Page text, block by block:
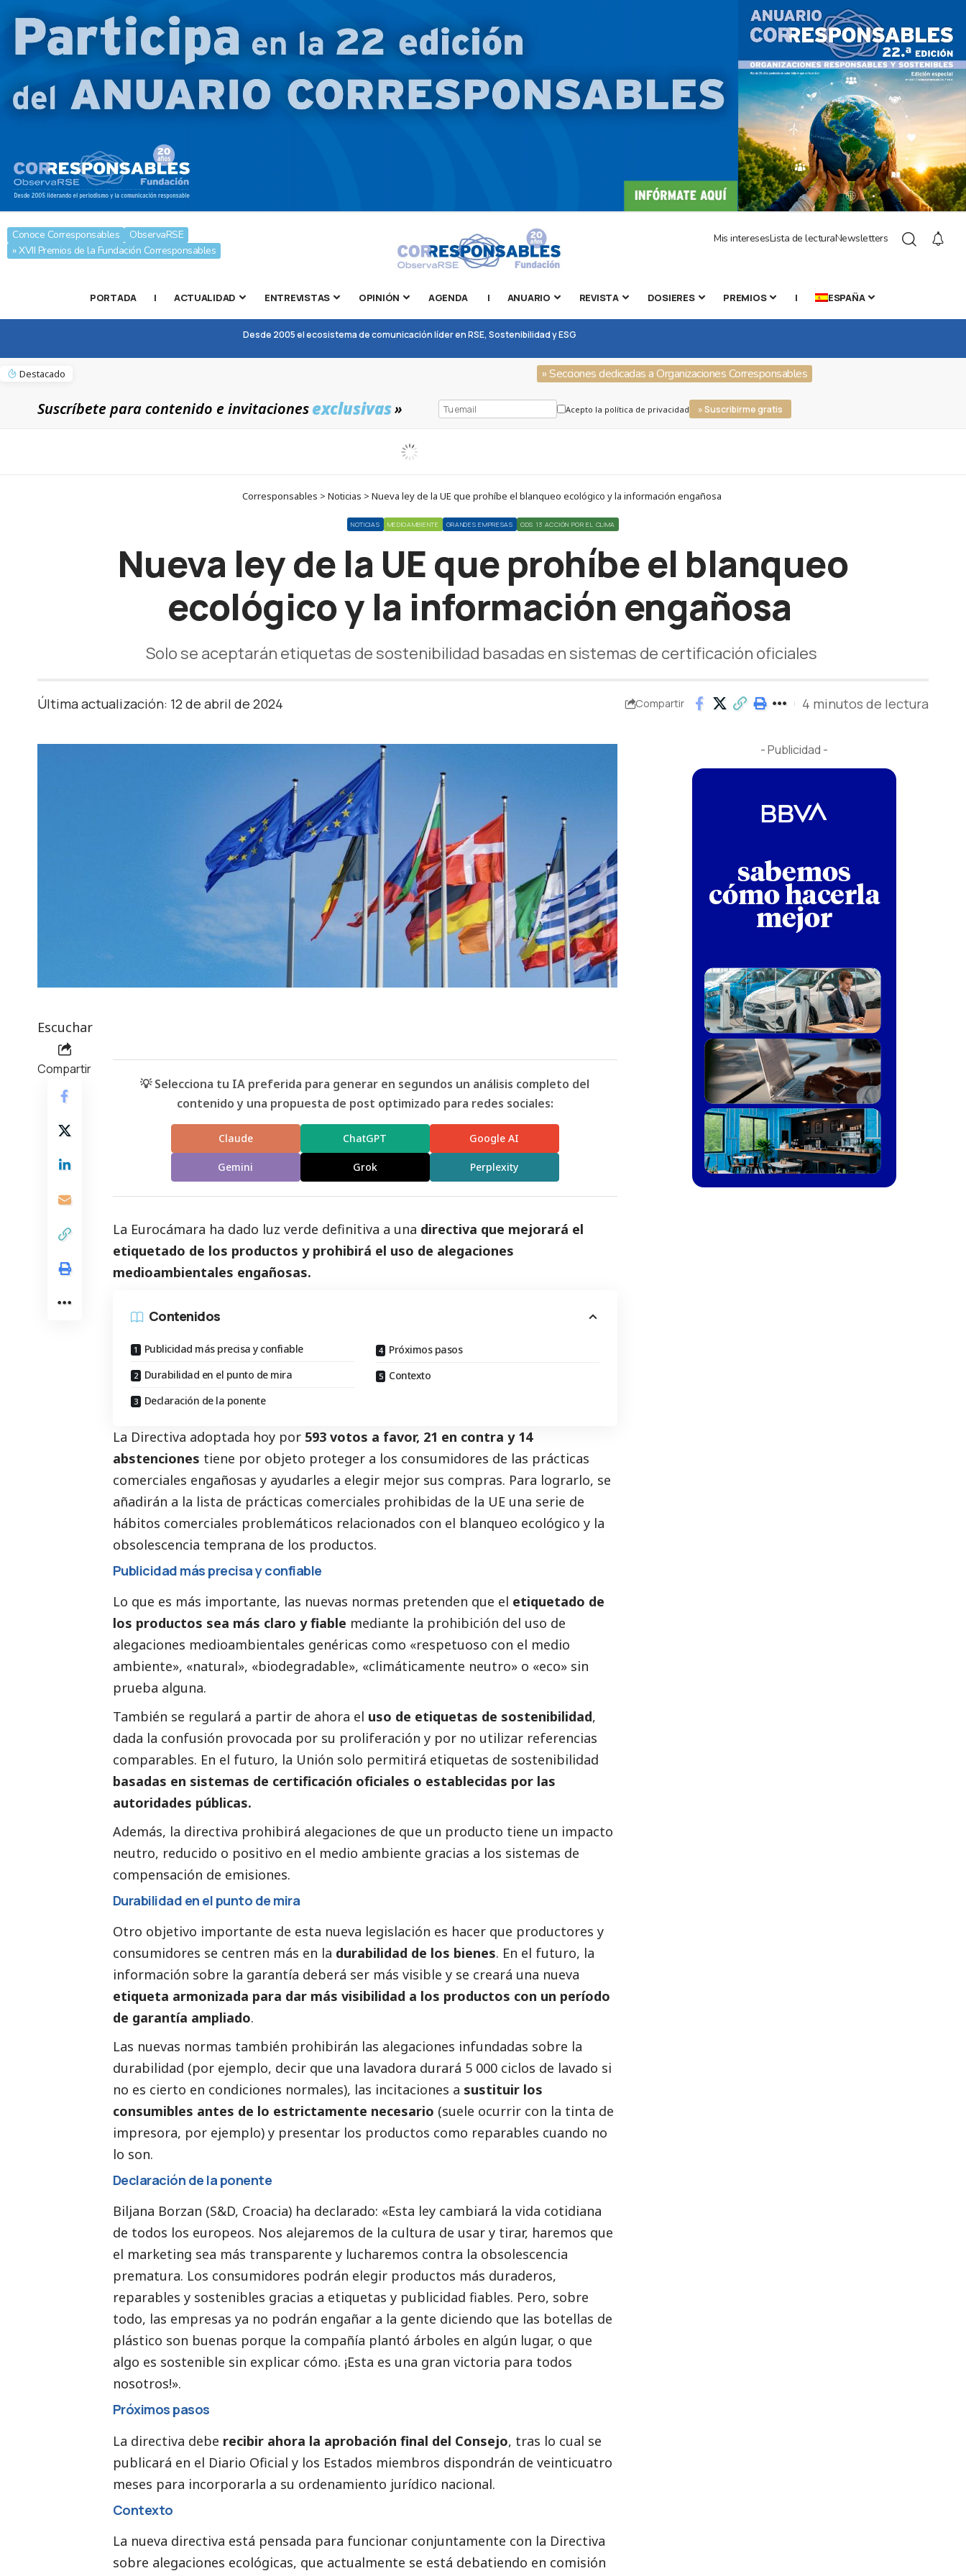
Conoce Corresponsables
ObservaRSE
» XVII Premios de la Fundación Corresponsables
Mis interesesLista de lecturaNewsletters
PORTADA | ACTUALIDAD ENTREVISTAS OPINIÓN AGENDA | ANUARIO REVISTA DOSIERES PREMIOS | ESPAÑA
Desde 2005 el ecosistema de comunicación líder en RSE, Sostenibilidad y ESG
Destacado » Secciones dedicadas a Organizaciones Corresponsables
Suscríbete para contenido e invitacionesexclusivas» Acepto la política de privacidad » Suscribirme gratis
Corresponsables > Noticias > Nueva ley de la UE que prohíbe el blanqueo ecológico y la información engañosa
NOTICIAS MEDIOAMBIENTE GRANDES EMPRESAS ODS 13 ACCIÓN POR EL CLIMA
Nueva ley de la UE que prohíbe el blanqueo
ecológico y la información engañosa
Solo se aceptarán etiquetas de sostenibilidad basadas en sistemas de certificación oficiales
Última actualización: 12 de abril de 2024 Compartir 4 minutos de lectura
Escuchar
Compartir
💡 Selecciona tu IA preferida para generar en segundos un análisis completo del
contenido y una propuesta de post optimizado para redes sociales:
Claude ChatGPT Google AI
Gemini Grok Perplexity
La Eurocámara ha dado luz verde definitiva a una directiva que mejorará el
etiquetado de los productos y prohibirá el uso de alegaciones
medioambientales engañosas.
Contenidos
Publicidad más precisa y confiable
Durabilidad en el punto de mira
Declaración de la ponente
Próximos pasos
Contexto
La Directiva adoptada hoy por 593 votos a favor, 21 en contra y 14
abstenciones tiene por objeto proteger a los consumidores de las prácticas
comerciales engañosas y ayudarles a elegir mejor sus compras. Para lograrlo, se
añadirán a la lista de prácticas comerciales prohibidas de la UE una serie de
hábitos comerciales problemáticos relacionados con el blanqueo ecológico y la
obsolescencia temprana de los productos.
Publicidad más precisa y confiable
Lo que es más importante, las nuevas normas pretenden que el etiquetado de
los productos sea más claro y fiable mediante la prohibición del uso de
alegaciones medioambientales genéricas como «respetuoso con el medio
ambiente», «natural», «biodegradable», «climáticamente neutro» o «eco» sin
prueba alguna.
También se regulará a partir de ahora el uso de etiquetas de sostenibilidad,
dada la confusión provocada por su proliferación y por no utilizar referencias
comparables. En el futuro, la Unión solo permitirá etiquetas de sostenibilidad
basadas en sistemas de certificación oficiales o establecidas por las
autoridades públicas.
Además, la directiva prohibirá alegaciones de que un producto tiene un impacto
neutro, reducido o positivo en el medio ambiente gracias a los sistemas de
compensación de emisiones.
Durabilidad en el punto de mira
Otro objetivo importante de esta nueva legislación es hacer que productores y
consumidores se centren más en la durabilidad de los bienes. En el futuro, la
información sobre la garantía deberá ser más visible y se creará una nueva
etiqueta armonizada para dar más visibilidad a los productos con un período
de garantía ampliado.
Las nuevas normas también prohibirán las alegaciones infundadas sobre la
durabilidad (por ejemplo, decir que una lavadora durará 5 000 ciclos de lavado si
no es cierto en condiciones normales), las incitaciones a sustituir los
consumibles antes de lo estrictamente necesario (suele ocurrir con la tinta de
impresora, por ejemplo) y presentar los productos como reparables cuando no
lo son.
Declaración de la ponente
Biljana Borzan (S&D, Croacia) ha declarado: «Esta ley cambiará la vida cotidiana
de todos los europeos. Nos alejaremos de la cultura de usar y tirar, haremos que
el marketing sea más transparente y lucharemos contra la obsolescencia
prematura. Los consumidores podrán elegir productos más duraderos,
reparables y sostenibles gracias a etiquetas y publicidad fiables. Pero, sobre
todo, las empresas ya no podrán engañar a la gente diciendo que las botellas de
plástico son buenas porque la compañía plantó árboles en algún lugar, o que
algo es sostenible sin explicar cómo. ¡Esta es una gran victoria para todos
nosotros!».
Próximos pasos
La directiva debe recibir ahora la aprobación final del Consejo, tras lo cual se
publicará en el Diario Oficial y los Estados miembros dispondrán de veinticuatro
meses para incorporarla a su ordenamiento jurídico nacional.
Contexto
La nueva directiva está pensada para funcionar conjuntamente con la Directiva
sobre alegaciones ecológicas, que actualmente se está debatiendo en comisión
- Publicidad -